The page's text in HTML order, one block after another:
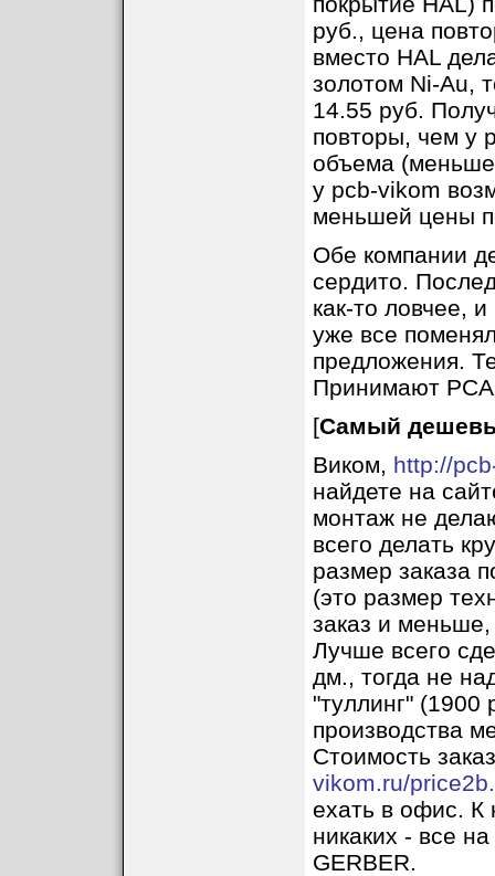
руб., цена
вместо HAL
золотом Ni-Au,
14.55 руб.
повторы, чем у
объема
у pcb-vikom
меньшей цены
Обе компании
сердито.
как-то ловчее,
уже все
предложения.
Принимают
[Самый
Виком, http://
найдете на
монтаж не
всего делать
размер заказа
(это размер
заказ и меньше,
Лучше всего
дм., тогда не
"туллинг" (1900
производства
Стоимость
vikom.ru/
ехать в офис. К
никаких - все
GERBER.